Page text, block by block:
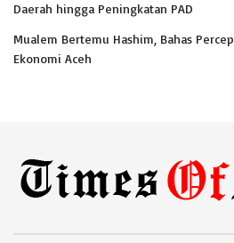
Daerah hingga Peningkatan PAD
Mualem Bertemu Hashim, Bahas
Ekonomi Aceh